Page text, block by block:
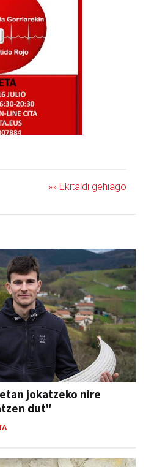
»» Ekitaldi gehiago
jokatzeko nire
dut"